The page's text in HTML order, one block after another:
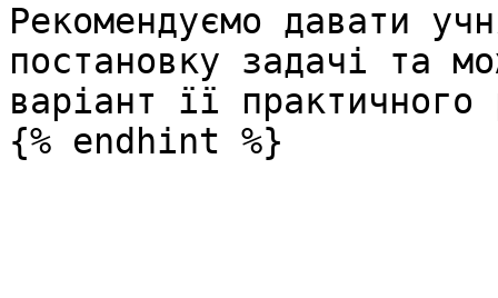
Рекомендуємо давати
постановку задачі та
варіант її